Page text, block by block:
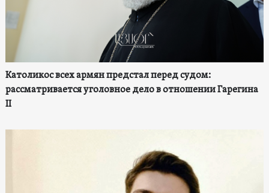
Католикос всех армян предстал перед судом:
рассматривается уголовное дело в отношении Гарегина
II